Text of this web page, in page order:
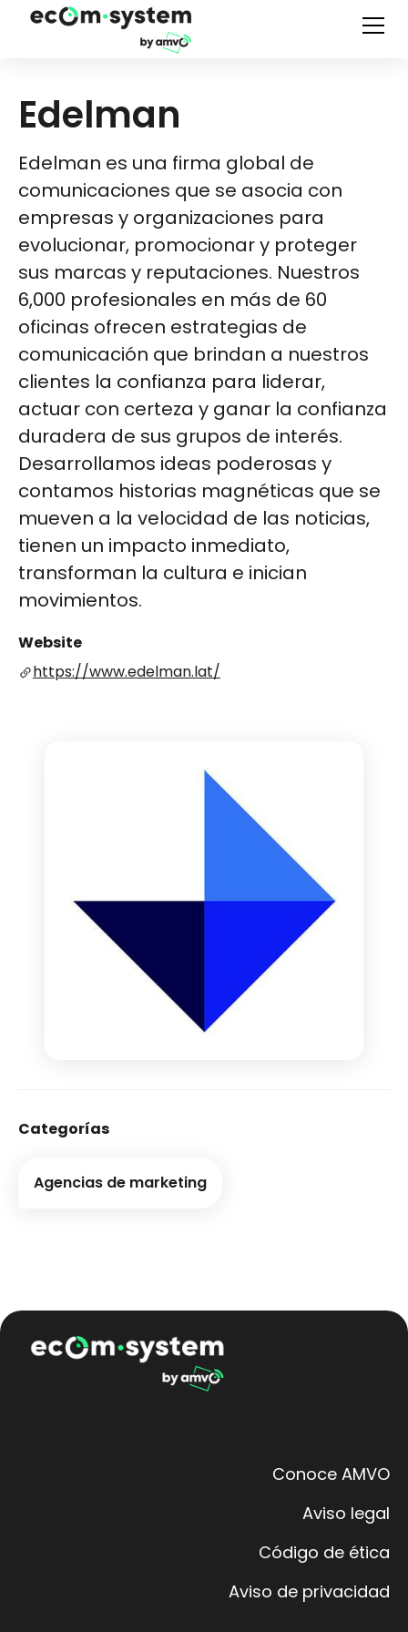
Edelman
Edelman es una firma global de
comunicaciones que se asocia con
empresas y organizaciones para
evolucionar, promocionar y proteger
sus marcas y reputaciones. Nuestros
6,000 profesionales en más de 60
oficinas ofrecen estrategias de
comunicación que brindan a nuestros
clientes la confianza para liderar,
actuar con certeza y ganar la confianza
duradera de sus grupos de interés.
Desarrollamos ideas poderosas y
contamos historias magnéticas que se
mueven a la velocidad de las noticias,
tienen un impacto inmediato,
transforman la cultura e inician
movimientos.
Website
https://www.edelman.lat/
Categorías
Agencias de marketing
Conoce AMVO
Aviso legal
Código de ética
Aviso de privacidad